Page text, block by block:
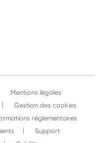
Mentions légales
Gestion des cookies
réglementaires
Support